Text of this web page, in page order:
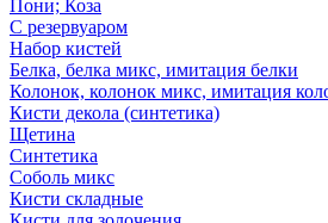
Пони; Коза
С резервуаром
Набор кистей
Белка, белка микс, имитация белки
Колонок, колонок микс, имитация
Кисти декола (синтетика)
Щетина
Синтетика
Соболь микс
Кисти складные